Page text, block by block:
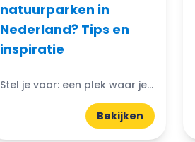
natuurparken in
Nederland? Tips en
inspiratie
Stel je voor: een plek waar je kunt ontsnappen aan de drukte van het dagelijks leven en je onderdompelen in de schoonheid van de natuur. Bijzondere natuurparken in Nederland bieden...
Bekijken